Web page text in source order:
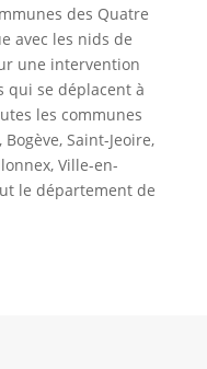
des Quatre
avec les nids de
une intervention
qui se déplacent à
les communes
Saint-Jeoire,
Ville-en-
le département de